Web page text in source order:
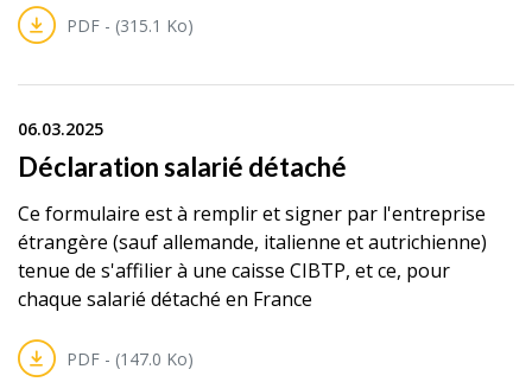
PDF - (315.1 Ko)
06.03.2025
Déclaration salarié détaché
Ce formulaire est à remplir et signer par l'entreprise
étrangère (sauf allemande, italienne et autrichienne)
tenue de s'affilier à une caisse CIBTP, et ce, pour
chaque salarié détaché en France
PDF - (147.0 Ko)